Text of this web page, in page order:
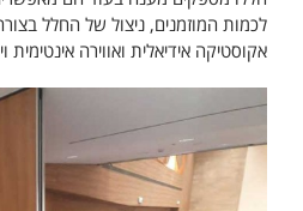
לכמות המוזמנים, ניצול של החלל
אקוסטיקה אידיאלית ואווירה אינטימית